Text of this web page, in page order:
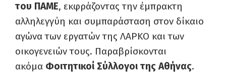
του ΠΑΜΕ, εκφράζοντας την έμπρακτη
αλληλεγγύη και συμπαράσταση στον δίκαιο
αγώνα των εργατών της ΛΑΡΚΟ και των
οικογενειών τους. Παραβρίσκονται
ακόμα Φοιτητικοί Σύλλογοι της Αθήνας.